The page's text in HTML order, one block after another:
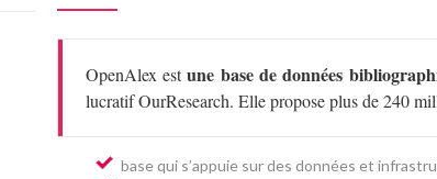
OpenAlex estune base de données
lucratif OurResearch. Elle propose plus de 240
base qui s’appuie sur des données et